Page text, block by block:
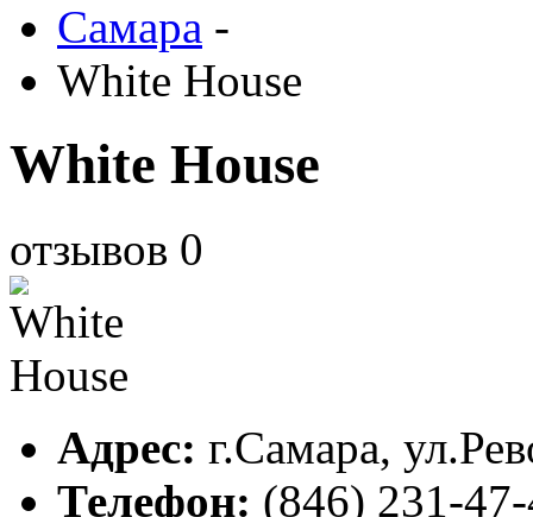
Самара -
White House
White House
отзывов 0
Адрес: г.Самара,
Телефон: (846) 231-